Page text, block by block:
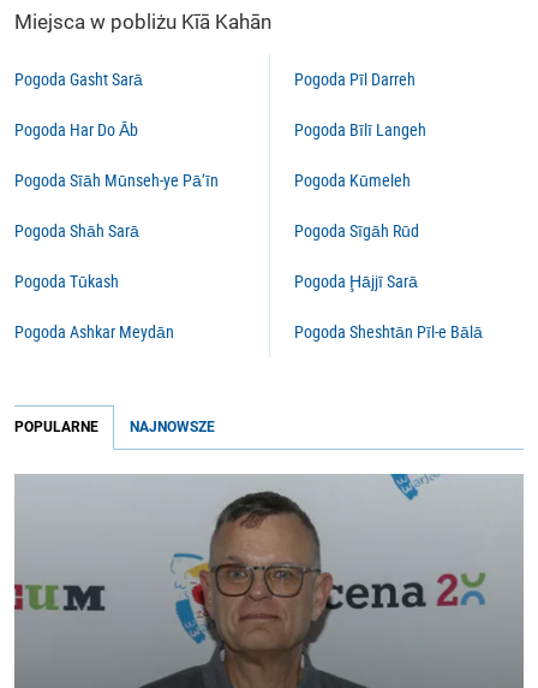
Miejsca w pobliżu Kīā Kahān
Pogoda Gasht Sarā
Pogoda Har Do Āb
Pogoda Sīāh Mūnseh-ye Pā’īn
Pogoda Shāh Sarā
Pogoda Tūkash
Pogoda Ashkar Meydān
Pogoda Pīl Darreh
Pogoda Bīlī Langeh
Pogoda Kūmeleh
Pogoda Sīgāh Rūd
Pogoda Ḩājjī Sarā
Pogoda Sheshtān Pīl-e Bālā
POPULARNE NAJNOWSZE